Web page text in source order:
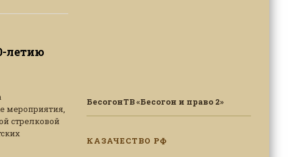
летию
мероприятия,
стрелковой
БесогонТВ «Бесогон и право 2»
КАЗАЧЕСТВО РФ